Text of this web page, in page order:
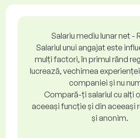
Salariu mediu lunar net -
Salariul unui angajat este
mulți factori, în primul rând
lucrează, vechimea
companiei și nu
Compară-ți salariul cu alți
aceeași funcție și din aceeași
și anonim.